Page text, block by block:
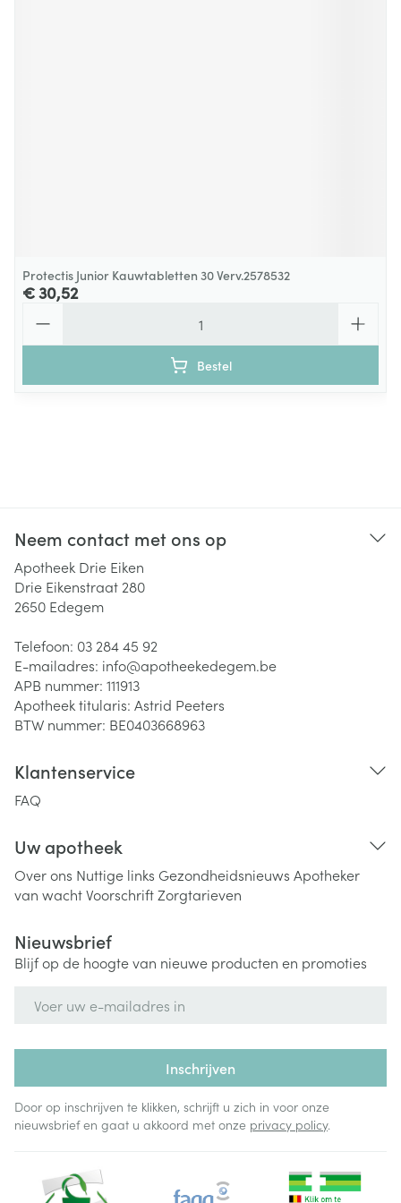
Protectis Junior Kauwtabletten 30 Verv.2578532
€ 30,52
Bestel
Neem contact met ons op
Apotheek Drie Eiken
Drie Eikenstraat 280
2650 Edegem
Telefoon: 03 284 45 92
E-mailadres: info@apotheekedegem.be
APB nummer: 111913
Apotheek titularis: Astrid Peeters
BTW nummer: BE0403668963
Klantenservice
FAQ
Uw apotheek
Over ons Nuttige links Gezondheidsnieuws Apotheker
van wachtVoorschriftZorgtarieven
Nieuwsbrief
Blijf op de hoogte van nieuwe producten en promoties
Inschrijven
Door op inschrijven te klikken, schrijft u zich in voor onze
nieuwsbrief en gaat u akkoord met onze privacy policy.